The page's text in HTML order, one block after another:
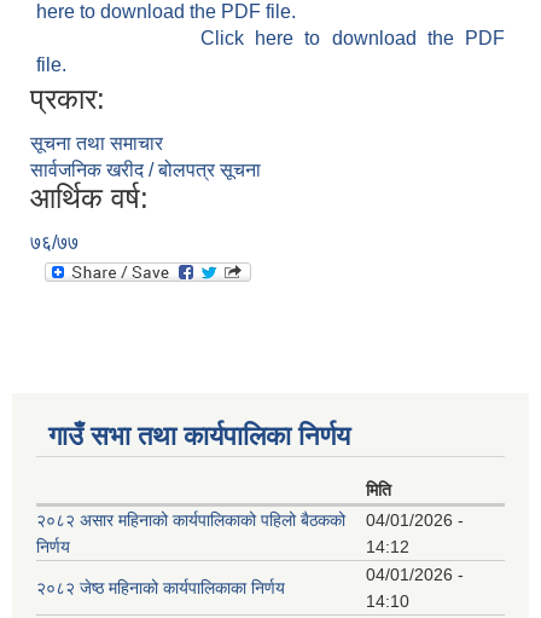
here to download the PDF file.
Click here to download the PDF
file.
प्रकार:
सूचना तथा समाचार
सार्वजनिक खरीद / बोलपत्र सूचना
आर्थिक वर्ष:
७६/७७
गाउँ सभा तथा कार्यपालिका निर्णय
मिति
२०८२ असार महिनाको कार्यपालिकाको पहिलो बैठकको
निर्णय
04/01/2026 -
14:12
२०८२ जेष्ठ महिनाको कार्यपालिकाका निर्णय
04/01/2026 -
14:10